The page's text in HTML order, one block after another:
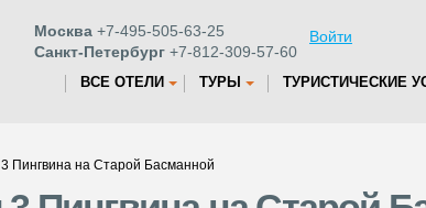
Москва +7-495-505-63-25
Санкт-Петербург +7-812-309-57-60
Войти
ВСЕ ОТЕЛИ ТУРЫ ТУРИСТИЧЕСКИЕ
Пингвина на Старой Басманной